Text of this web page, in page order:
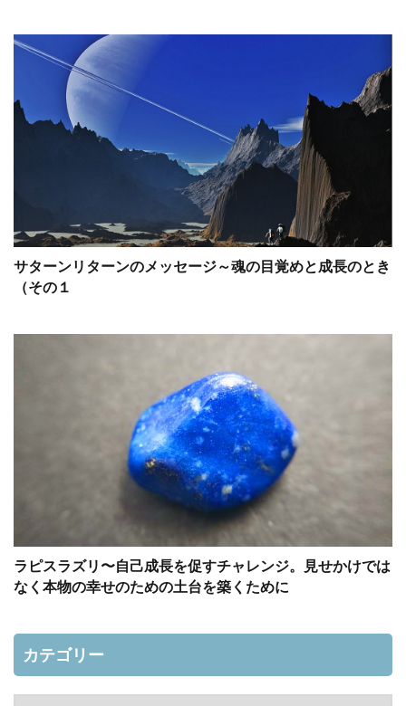
サターンリターンのメッセージ～魂の目覚めと成長のとき
（その１
ラピスラズリ〜自己成長を促すチャレンジ。見せかけでは
なく本物の幸せのための土台を築くために
カテゴリー